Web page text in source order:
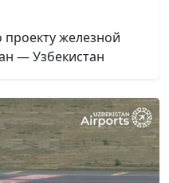
железной
— Узбекистан